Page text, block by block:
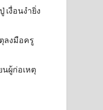
เงื่อนงำยิ่ง
ลงมือครู
นผู้ก่อเหตุ